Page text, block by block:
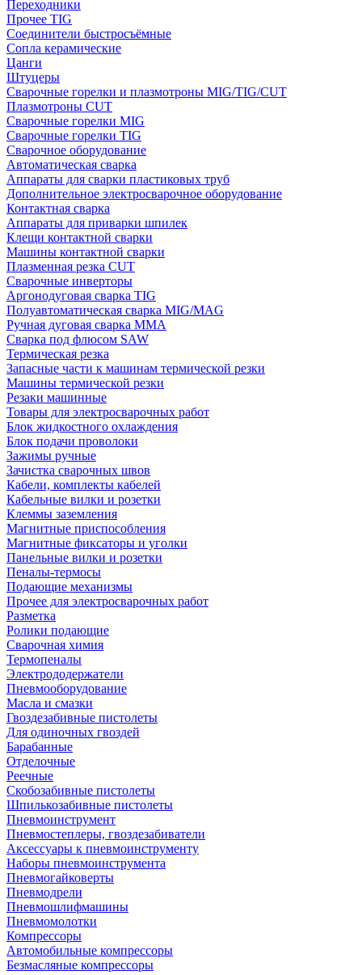
Переходники
Прочее TIG
Соединители быстросъёмные
Сопла керамические
Цанги
Штуцеры
Сварочные горелки и плазмотроны MIG/TIG/CUT
Плазмотроны CUT
Сварочные горелки MIG
Сварочные горелки TIG
Сварочное оборудование
Автоматическая сварка
Аппараты для сварки пластиковых труб
Дополнительное электросварочное оборудование
Контактная сварка
Аппараты для приварки шпилек
Клещи контактной сварки
Машины контактной сварки
Плазменная резка CUT
Сварочные инверторы
Аргонодуговая сварка TIG
Полуавтоматическая сварка MIG/MAG
Ручная дуговая сварка MMA
Сварка под флюсом SAW
Термическая резка
Запасные части к машинам термической резки
Машины термической резки
Резаки машинные
Товары для электросварочных работ
Блок жидкостного охлаждения
Блок подачи проволоки
Зажимы ручные
Зачистка сварочных швов
Кабели, комплекты кабелей
Кабельные вилки и розетки
Клеммы заземления
Магнитные приспособления
Магнитные фиксаторы и уголки
Панельные вилки и розетки
Пеналы-термосы
Подающие механизмы
Прочее для электросварочных работ
Разметка
Ролики подающие
Сварочная химия
Термопеналы
Электрододержатели
Пневмооборудование
Масла и смазки
Гвоздезабивные пистолеты
Для одиночных гвоздей
Барабанные
Отделочные
Реечные
Скобозабивные пистолеты
Шпилькозабивные пистолеты
Пневмоинструмент
Пневмостеплеры, гвоздезабиватели
Аксессуары к пневмоинструменту
Наборы пневмоинструмента
Пневмогайковерты
Пневмодрели
Пневмошлифмашины
Пневмомолотки
Компрессоры
Автомобильные компрессоры
Безмасляные компрессоры